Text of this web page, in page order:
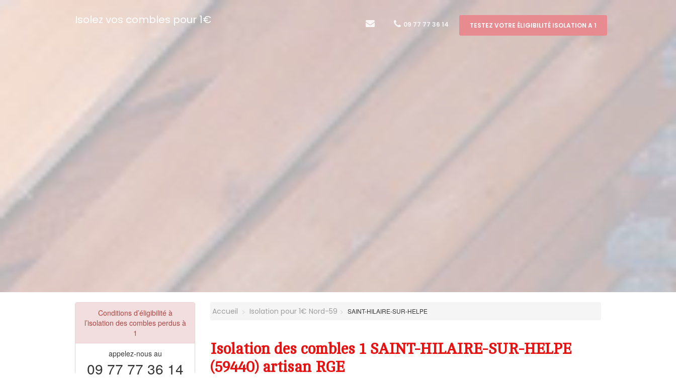
Isolez vos combles pour 1€ 09 77 77 36 14 TESTEZ VOTRE ÉLIGIBILITÉ ISOLATION A 1
Conditions d’éligibilité à
l’isolation des combles perdus à
1
appelez-nous au
09 77 77 36 14
Accueil Isolation pour 1€ Nord-59 SAINT-HILAIRE-SUR-HELPE
Isolation des combles 1 SAINT-HILAIRE-SUR-HELPE
(59440) artisan RGE